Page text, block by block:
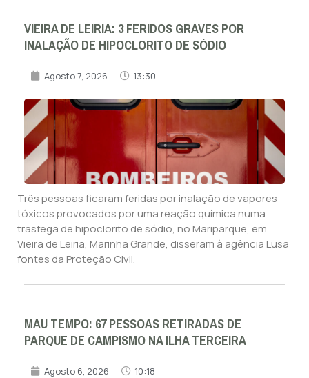
VIEIRA DE LEIRIA: 3 FERIDOS GRAVES POR
INALAÇÃO DE HIPOCLORITO DE SÓDIO
Agosto 7, 2026 13:30
Três pessoas ficaram feridas por inalação de vapores
tóxicos provocados por uma reação química numa
trasfega de hipoclorito de sódio, no Mariparque, em
Vieira de Leiria, Marinha Grande, disseram à agência Lusa
fontes da Proteção Civil.
MAU TEMPO: 67 PESSOAS RETIRADAS DE
PARQUE DE CAMPISMO NA ILHA TERCEIRA
Agosto 6, 2026 10:18